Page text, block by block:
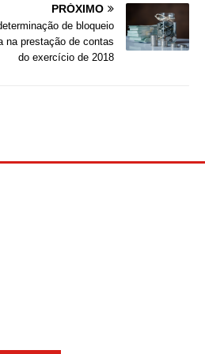
PRÓXIMO
de bloqueio
na prestação de contas
do exercício de 2018